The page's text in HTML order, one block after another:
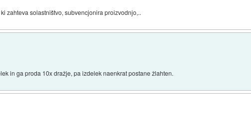
zahteva solastništvo, subvencjonira proizvodnjo,..
in ga proda 10x dražje, pa izdelek naenkrat postane žlahten.